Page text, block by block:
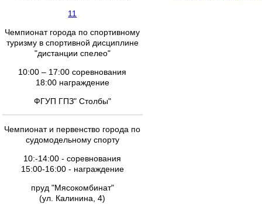
11
Чемпионат города по спортивному
туризму в спортивной дисциплине
"дистанции спелео"
10:00 – 17:00 соревнования
18:00 награждение
ФГУП ГПЗ" Столбы"
Чемпионат и первенство города по
судомодельному спорту
10:-14:00 - соревнования
15:00-16:00 - награждение
пруд "Мясокомбинат"
(ул. Калинина, 4)